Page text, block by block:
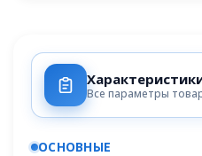
Все параметры
ОСНОВНЫЕ